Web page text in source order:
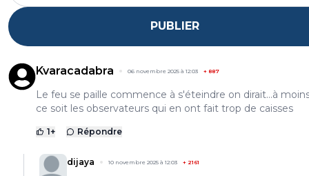
PUBLIER
Kvaracadabra 06 novembre 2025 à 12:03 + 887
Le feu se paille commence à s'éteindre on dirait...à
ce soit les observateurs qui en ont fait trop de caisses
1+ Répondre
dijaya 10 novembre 2025 à 12:03 + 2161